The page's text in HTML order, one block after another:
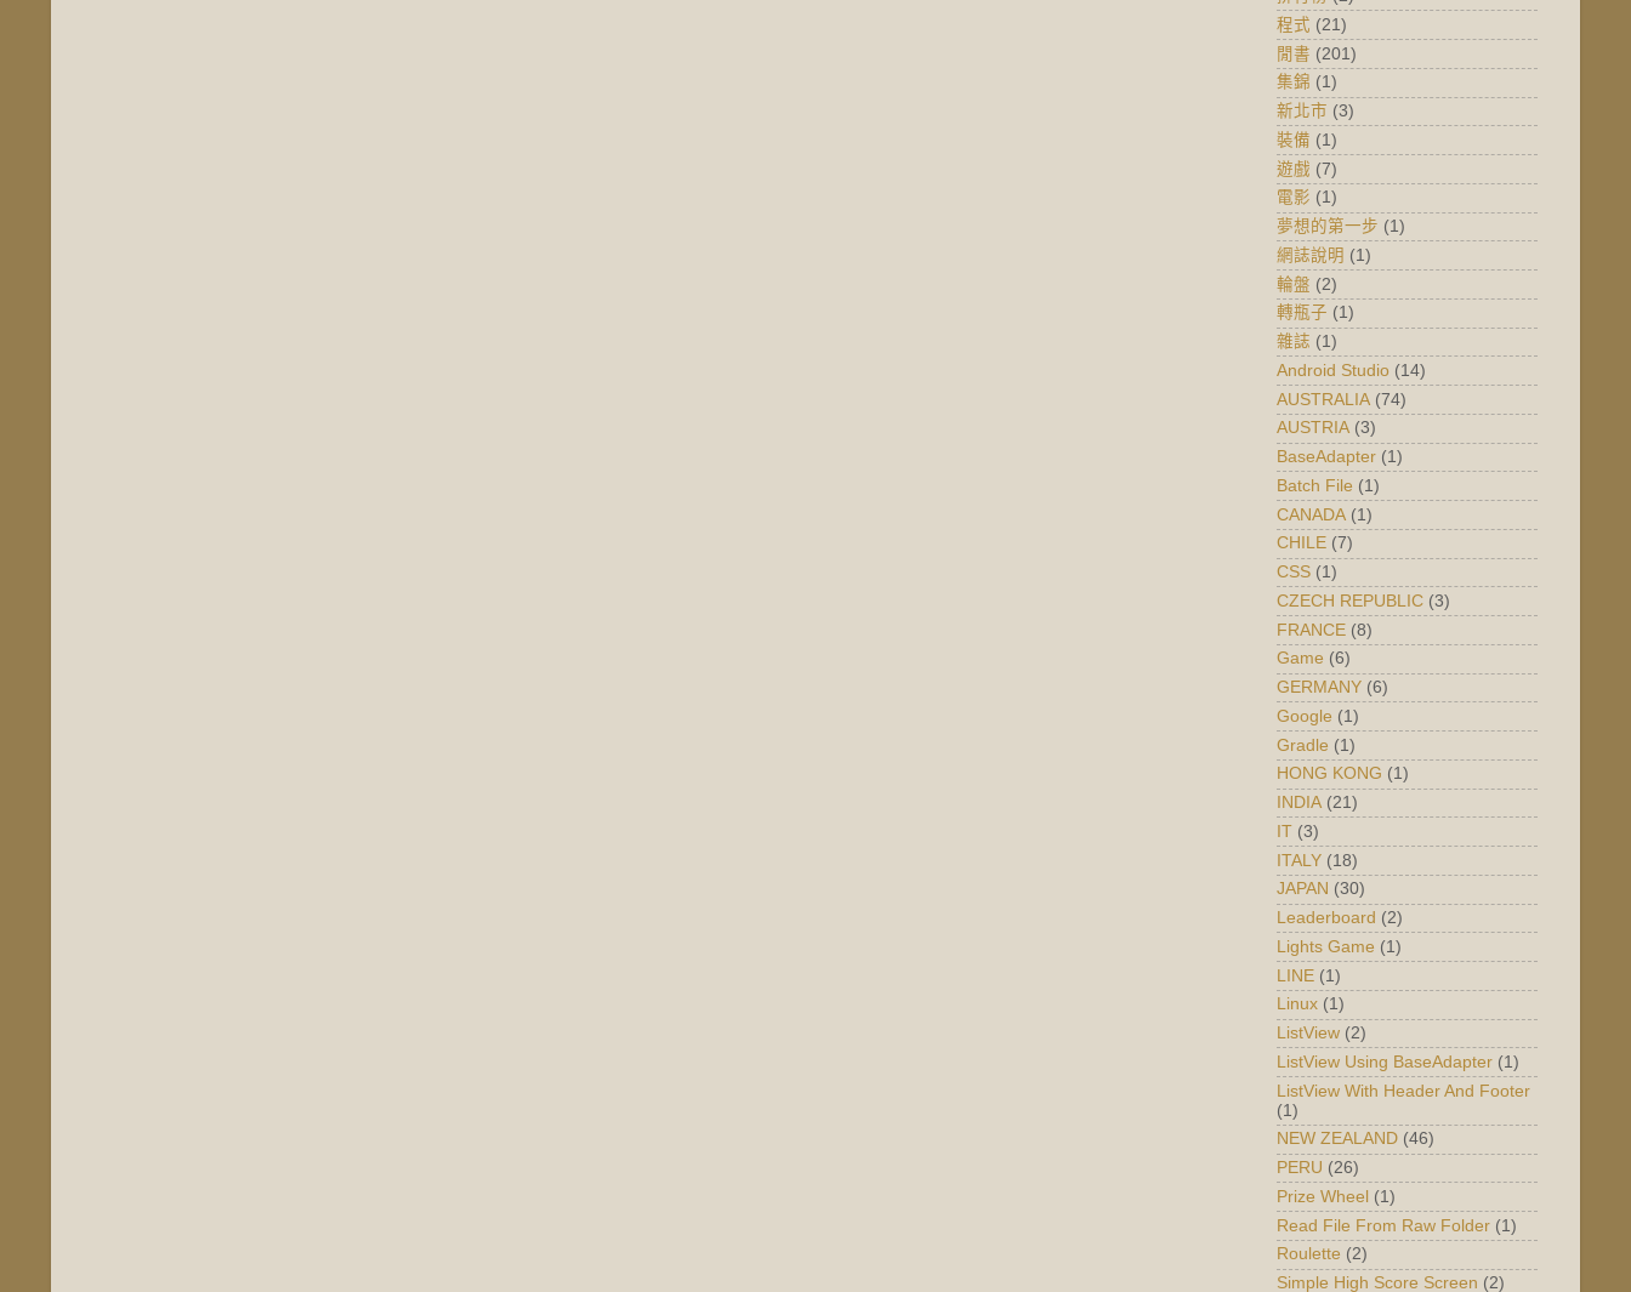
程式 (21)
閒書 (201)
集錦 (1)
新北市 (3)
裝備 (1)
遊戲 (7)
電影 (1)
夢想的第一步 (1)
網誌說明 (1)
輪盤 (2)
轉瓶子 (1)
雜誌 (1)
Android Studio (14)
AUSTRALIA (74)
AUSTRIA (3)
BaseAdapter (1)
Batch File (1)
CANADA (1)
CHILE (7)
CSS (1)
CZECH REPUBLIC (3)
FRANCE (8)
Game (6)
GERMANY (6)
Google (1)
Gradle (1)
HONG KONG (1)
INDIA (21)
IT (3)
ITALY (18)
JAPAN (30)
Leaderboard (2)
Lights Game (1)
LINE (1)
Linux (1)
ListView (2)
ListView Using BaseAdapter (1)
ListView With Header And Footer
(1)
NEW ZEALAND (46)
PERU (26)
Prize Wheel (1)
Read File From Raw Folder (1)
Roulette (2)
Simple High Score Screen (2)